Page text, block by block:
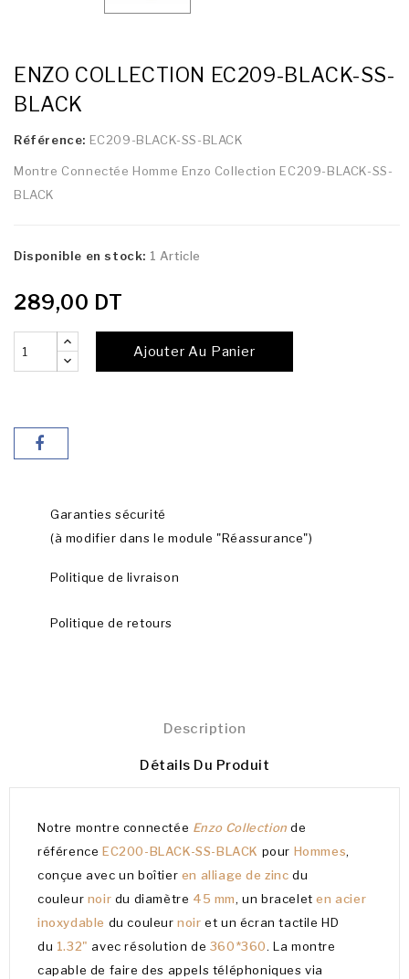
ENZO COLLECTION EC209-BLACK-SS-
BLACK
Référence: EC209-BLACK-SS-BLACK
Montre Connectée Homme Enzo Collection EC209-BLACK-SS-
BLACK
Disponible en stock: 1 Article
289,00 DT
Ajouter Au Panier
Garanties sécurité
(à modifier dans le module "Réassurance")
Politique de livraison
Politique de retours
Description
Détails Du Produit
Notre montre connectée Enzo Collectionde
référence EC200-BLACK-SS-BLACK pour Hommes,
conçue avec un boîtier en alliage de zincdu
couleur noir du diamètre 45 mm, un braceleten acier
inoxydable du couleurnoiret un écran tactile HD
du 1.32" avec résolution de 360*360. La montre
capable de faire des appels téléphoniques via